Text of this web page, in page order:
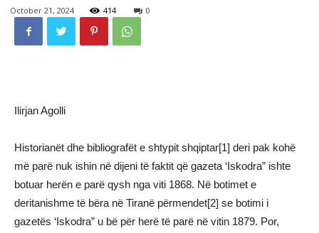
October 21, 2024 414 0
Ilirjan Agolli
Historianët dhe bibliografët e shtypit shqiptar[1] deri pak kohë
më parë nuk ishin në dijeni të faktit që gazeta ‘Iskodra” ishte
botuar herën e parë qysh nga viti 1868. Në botimet e
deritanishme të bëra në Tiranë përmendet[2] se botimi i
gazetës ‘Iskodra” u bë për herë të parë në vitin 1879. Por,